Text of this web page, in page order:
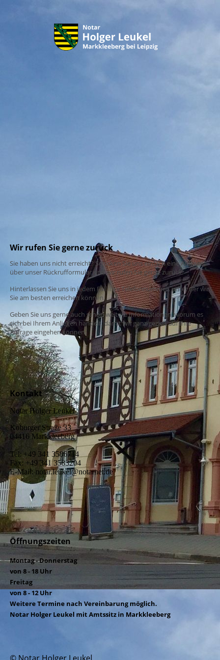
Wir rufen Sie gerne zurück
Sie haben uns nicht erreicht? Schicken Sie uns einfach eine Anfrage
über unser Rückrufformular und wir rufen Sie gerne zurück.
Hinterlassen Sie uns in jedem Fall Ihre Telefonnummer, unter der wir
Sie am besten erreichen können.
Geben Sie uns gerne auch schon weitere Informationen, worum es
sich bei Ihrem Anliegen handelt, damit wir ganz gezielt auf Ihre
Anfrage eingehen können.
Kontakt
Notar Holger Leukel
Koburger Straße 33
04416 Markkleeberg
Tel: +49 341 3586714
Fax: +49 341 3583204
E-Mail: notar.leukel@notarnet.de
Öffnungszeiten
Montag - Donnerstag
von 8 - 18 Uhr
Freitag
von 8 - 12 Uhr
Weitere Termine nach Vereinbarung möglich.
Notar Holger Leukel mit Amtssitz in Markkleeberg